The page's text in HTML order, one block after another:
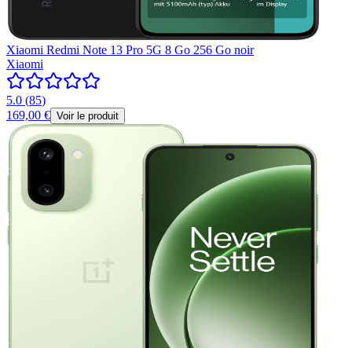
Xiaomi Redmi Note 13 Pro 5G 8 Go 256 Go noir
Xiaomi
5.0 (85)
169,00 € Voir le produit